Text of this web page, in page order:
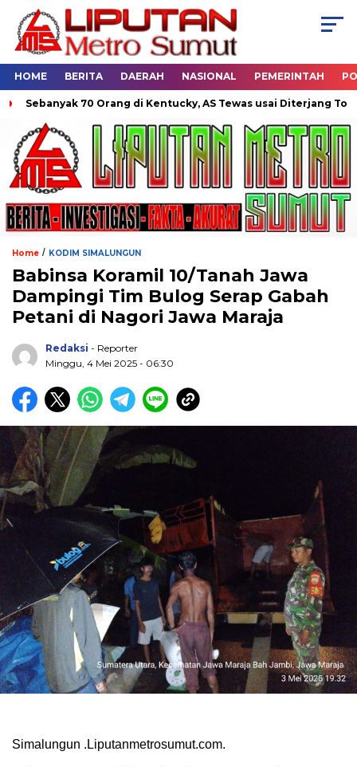
HOME BERITA DAERAH NASIONAL PEMERINTAH
70 Orang di Kentucky, AS Tewas usai Diterjang Tornado
Home / KODIM SIMALUNGUN
Babinsa Koramil 10/Tanah Jawa
Dampingi Tim Bulog Serap Gabah
Petani di Nagori Jawa Maraja
Redaksi - Reporter
Minggu, 4 Mei 2025 - 06:30
Simalungun .Liputanmetrosumut.com.